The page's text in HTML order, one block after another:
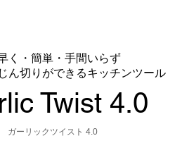
く・簡単・手間いらず
ん切りができるキッチンツール
Twist 4.0
ガーリックツイスト 4.0